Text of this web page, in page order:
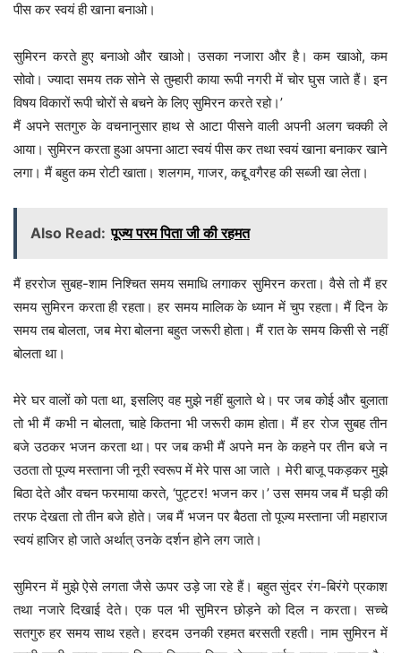
पीस कर स्वयं ही खाना बनाओ।
सुमिरन करते हुए बनाओ और खाओ। उसका नजारा और है। कम खाओ, कम
सोवो। ज्यादा समय तक सोने से तुम्हारी काया रूपी नगरी में चोर घुस जाते हैं। इन
विषय विकारों रूपी चोरों से बचने के लिए सुमिरन करते रहो।’
मैं अपने सतगुरु के वचनानुसार हाथ से आटा पीसने वाली अपनी अलग चक्की ले
आया। सुमिरन करता हुआ अपना आटा स्वयं पीस कर तथा स्वयं खाना बनाकर खाने
लगा। मैं बहुत कम रोटी खाता। शलगम, गाजर, कद्दू वगैरह की सब्जी खा लेता।
Also Read: पूज्य परम पिता जी की रहमत
मैं हररोज सुबह-शाम निश्चित समय समाधि लगाकर सुमिरन करता। वैसे तो मैं हर
समय सुमिरन करता ही रहता। हर समय मालिक के ध्यान में चुप रहता। मैं दिन के
समय तब बोलता, जब मेरा बोलना बहुत जरूरी होता। मैं रात के समय किसी से नहीं
बोलता था।
मेरे घर वालों को पता था, इसलिए वह मुझे नहीं बुलाते थे। पर जब कोई और बुलाता
तो भी मैं कभी न बोलता, चाहे कितना भी जरूरी काम होता। मैं हर रोज सुबह तीन
बजे उठकर भजन करता था। पर जब कभी मैं अपने मन के कहने पर तीन बजे न
उठता तो पूज्य मस्ताना जी नूरी स्वरूप में मेरे पास आ जाते । मेरी बाजू पकड़कर मुझे
बिठा देते और वचन फरमाया करते, ‘पुट्टर! भजन कर।’ उस समय जब मैं घड़ी की
तरफ देखता तो तीन बजे होते। जब मैं भजन पर बैठता तो पूज्य मस्ताना जी महाराज
स्वयं हाजिर हो जाते अर्थात् उनके दर्शन होने लग जाते।
सुमिरन में मुझे ऐसे लगता जैसे ऊपर उड़े जा रहे हैं। बहुत सुंदर रंग-बिरंगे प्रकाश
तथा नजारे दिखाई देते। एक पल भी सुमिरन छोड़ने को दिल न करता। सच्चे
सतगुरु हर समय साथ रहते। हरदम उनकी रहमत बरसती रहती। नाम सुमिरन में